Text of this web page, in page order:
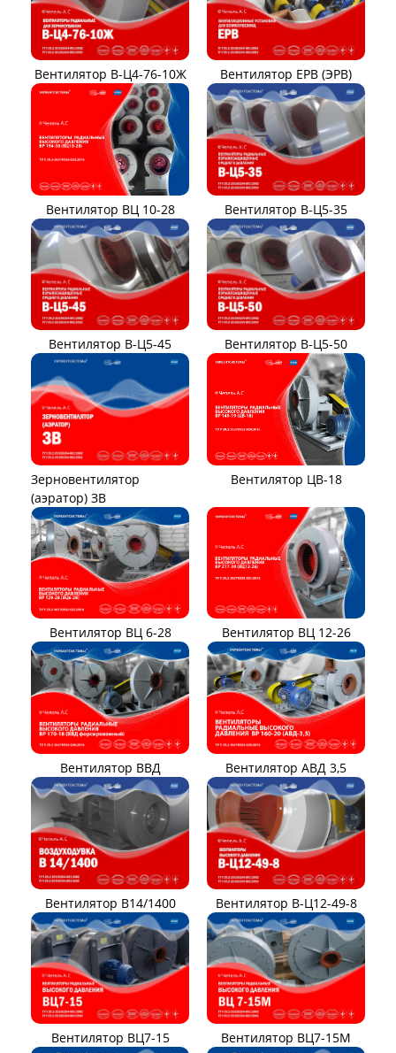
Вентилятор В-Ц4-76-10Ж Вентилятор ЕРВ (ЭРВ)
Вентилятор ВЦ 10-28 Вентилятор В-Ц5-35
Вентилятор В-Ц5-45 Вентилятор В-Ц5-50
Зерновентилятор
(аэратор) ЗВ
Вентилятор ЦВ-18
Вентилятор ВЦ 6-28 Вентилятор ВЦ 12-26
Вентилятор ВВД Вентилятор АВД 3,5
Вентилятор В14/1400 Вентилятор В-Ц12-49-8
Вентилятор ВЦ7-15 Вентилятор ВЦ7-15М